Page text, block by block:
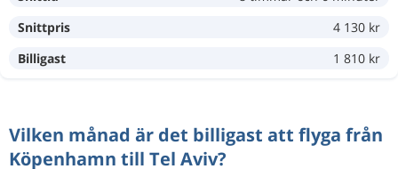
Okt 18
Okt 25
2 686 kr
Okt 19 Tel AvivKöpenhamn
Snittpris
4 130 kr
Billigast
1 810 kr
Vilken månad är det billigast att flyga från
Köpenhamn till Tel Aviv?